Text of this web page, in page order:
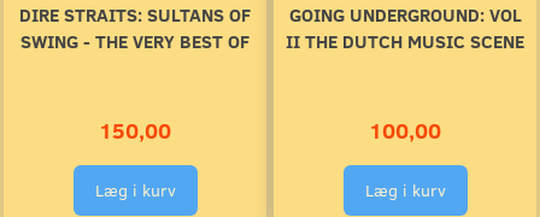
DIRE STRAITS: SULTANS OF
SWING - THE VERY BEST OF
150,00
Læg i kurv
GOING UNDERGROUND: VOL
II THE DUTCH MUSIC SCENE
100,00
Læg i kurv